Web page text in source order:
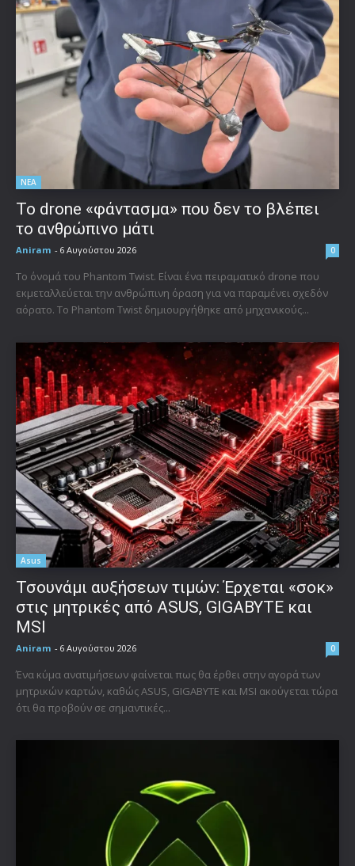
ΝΕΑ
Το drone «φάντασμα» που δεν το βλέπει
το ανθρώπινο μάτι
Aniram - 6 Αυγούστου 2026 0
Το όνομά του Phantom Twist. Είναι ένα πειραματικό drone που
εκμεταλλεύεται την ανθρώπινη όραση για να παραμένει σχεδόν
αόρατο. Το Phantom Twist δημιουργήθηκε από μηχανικούς...
Asus
Τσουνάμι αυξήσεων τιμών: Έρχεται «σοκ»
στις μητρικές από ASUS, GIGABYTE και
MSI
Aniram - 6 Αυγούστου 2026 0
Ένα κύμα ανατιμήσεων φαίνεται πως θα έρθει στην αγορά των
μητρικών καρτών, καθώς ASUS, GIGABYTE και MSI ακούγεται τώρα
ότι θα προβούν σε σημαντικές...